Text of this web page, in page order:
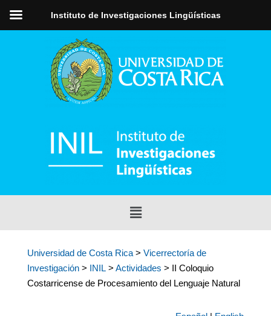
Universidad de Costa Rica> Vicerrectoría de
Investigación> INIL> Actividades > II Coloquio
Costarricense de Procesamiento del Lenguaje Natural
Instituto de Investigaciones Lingüísticas